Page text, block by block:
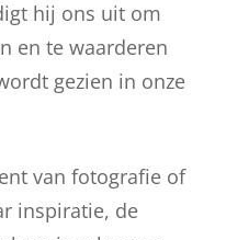
hij ons uit om
en te waarderen
gezien in onze
van fotografie of
inspiratie, de